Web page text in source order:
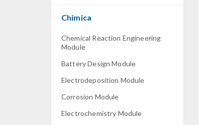
Chimica
Chemical Reaction Engineering
Module
Battery Design Module
Electrodeposition Module
Corrosion Module
Electrochemistry Module